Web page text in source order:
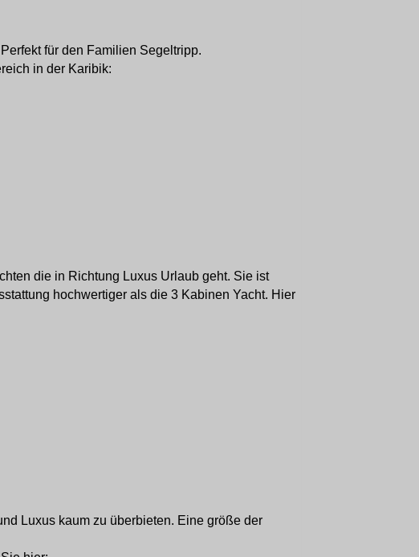
für den Familien Segeltripp.
in der Karibik:
die in Richtung Luxus Urlaub geht. Sie ist
hochwertiger als die 3 Kabinen Yacht. Hier
Luxus kaum zu überbieten. Eine größe der